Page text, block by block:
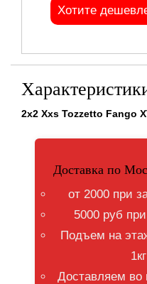
Хотите
2x2 Xxs Tozzetto Fango
Доставка по
от 2000 при
5000 руб
Подъем на
Доставляем во